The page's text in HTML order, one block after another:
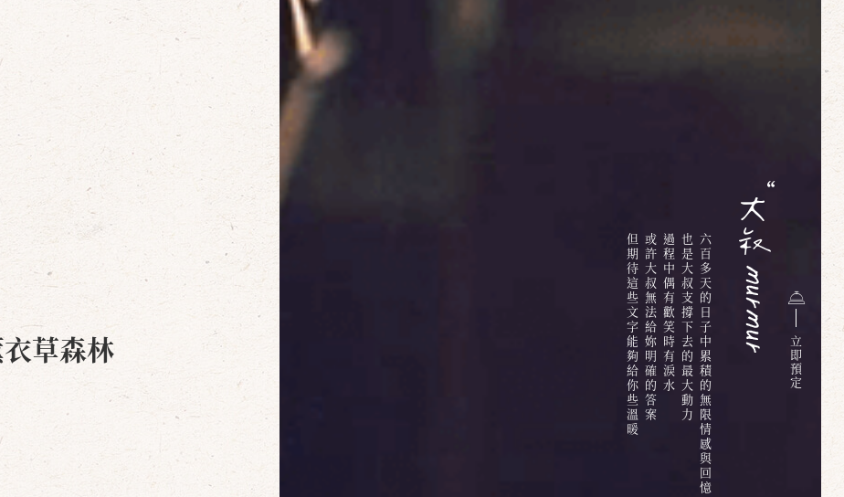
六百多天的日子中累積的無限情感與回憶
也是大叔支撐下去的最大動力
過程中偶有歡笑時有淚水
或許大叔無法給妳明確的答案
但期待這些文字能夠給你些溫暖
草森林 立
即
預
定